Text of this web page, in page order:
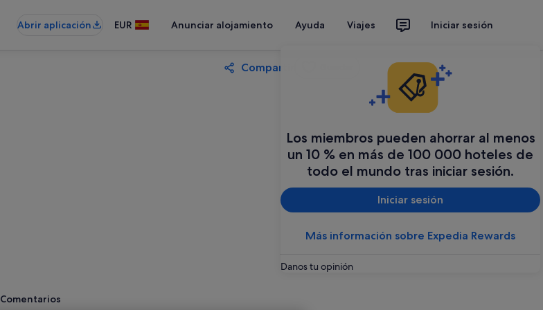
Abrir aplicación EUR Anunciar alojamiento Ayuda Viajes Iniciar sesión
Los miembros pueden ahorrar al menos
un 10 % en más de 100 000 hoteles de
todo el mundo tras iniciar sesión.
Iniciar sesión
Más información sobre Expedia Rewards
Danos tu opinión
Compartir
Comentarios